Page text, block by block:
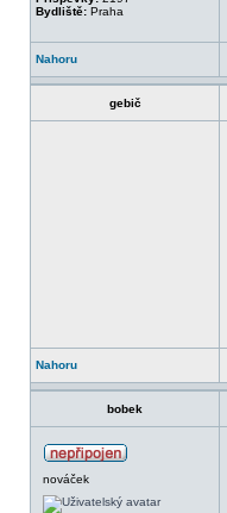
Bydliště: Praha
Nahoru
gebič
Nahoru
bobek
nováček